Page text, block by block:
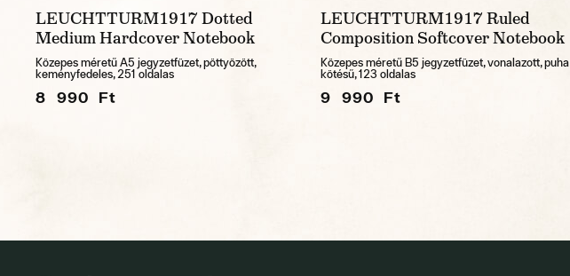
LEUCHTTURM1917 Dotted
Medium Hardcover Notebook
Közepes méretű A5 jegyzetfüzet, pöttyözött,
keményfedeles, 251 oldalas
8 990 Ft
LEUCHTTURM1917 Ruled
Composition Softcover Notebook
Közepes méretű B5 jegyzetfüzet, vonalazott, puha
kötésű, 123 oldalas
9 990 Ft